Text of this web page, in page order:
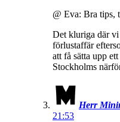
@ Eva: Bra tips,
Det kluriga där vi
förlustaffär
att få sätta upp
Stockholms
Herr
21:53